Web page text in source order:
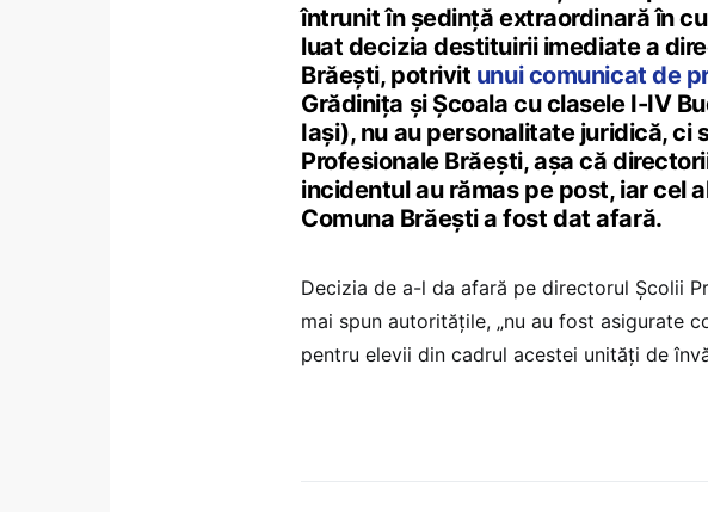
întrunit în ședință extraordinară în
luat decizia destituirii imediate a
Brăești, potrivit unui comunicat de
Grădinița și Școala cu clasele I-IV
Iași), nu au personalitate juridică, ci
Profesionale Brăești, așa că
incidentul au rămas pe post, iar cel
Comuna Brăești a fost dat afară.
Decizia de a-l da afară pe directorul Școlii
mai spun autoritățile, „nu au fost asigurate
pentru elevii din cadrul acestei unități de